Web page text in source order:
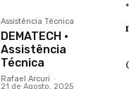
Assistência Técnica
DEMATECH ·
Assistência
Técnica
Rafael Arcuri -
21 de Agosto, 2025